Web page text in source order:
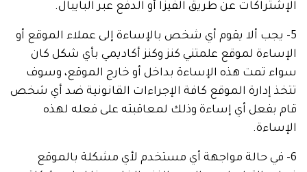
الإشتراكات عن طريق الفيزا أو الدفع عبر البايبال.
5- يجب ألا يقوم أي شخص بالإساءة إلى عملاء الموقع أو
الإساءة لموقع علمتني كنز وكنز أكاديمي بأي شكل كان
سواء تمت هذه الإساءة بداخل أو خارج الموقع، وسوف
تتخذ إدارة الموقع كافة الإجراءات القانونية ضد أي شخص
قام بفعل أي إساءة وذلك لمعاقبته على فعله لهذه
الإساءة.
6- في حالة مواجهة أي مستخدم لأي مشكلة بالموقع